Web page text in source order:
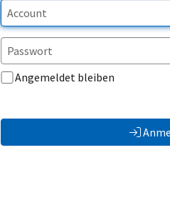
Angemeldet bleiben